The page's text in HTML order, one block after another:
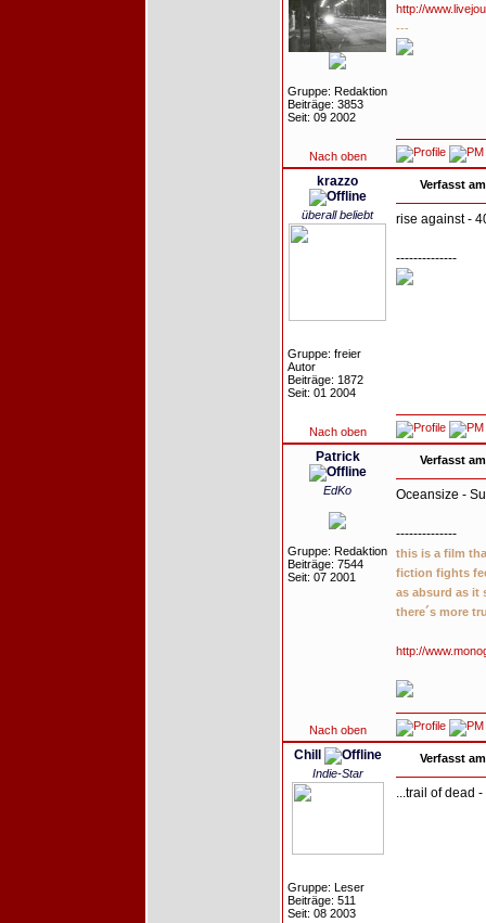
Gruppe: Redaktion
Beiträge: 3853
Seit: 09 2002
http://
---
Nach oben
krazzo
überall beliebt
Gruppe: freier
Autor
Beiträge: 1872
Seit: 01 2004
Verfasst
rise against -
--------------
Nach oben
Patrick
EdKo
Gruppe: Redaktion
Beiträge: 7544
Seit: 07 2001
Verfasst
Oceansize -
--------------
this is a film
fiction fights
as absurd as it
there´s more
http://
Nach oben
Chill
Indie-Star
Gruppe: Leser
Beiträge: 511
Seit: 08 2003
Verfasst
...trail of dead